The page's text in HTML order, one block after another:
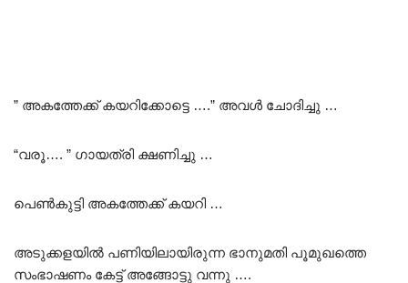
” അകത്തേക്ക് കയറിക്കോട്ടെ ….” അവൾ ചോദിച്ചു …
“വരൂ…. ” ഗായത്രി ക്ഷണിച്ചു …
പെൺകുട്ടി അകത്തേക്ക് കയറി …
അടുക്കളയിൽ പണിയിലായിരുന്ന ഭാനുമതി പൂമുഖത്തെ
സംഭാഷണം കേട്ട് അങ്ങോട്ടു വന്നു ….